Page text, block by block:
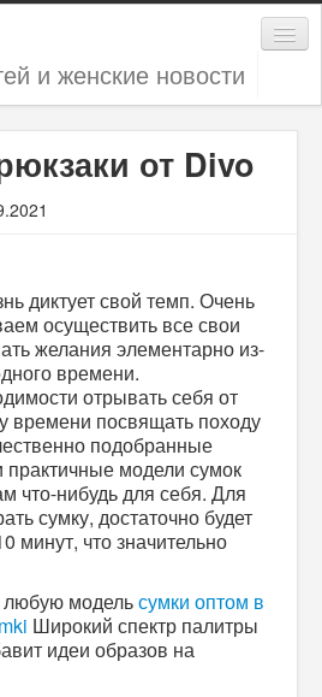
и женские новости
от Divo
диктует свой темп. Очень
осуществить все свои
желания элементарно из-
времени.
отрывать себя от
времени посвящать походу
подобранные
модели сумок
что-нибудь для себя. Для
сумку, достаточно будет
минут, что значительно
модельсумки оптом в
Широкий спектр палитры
идеи образов на